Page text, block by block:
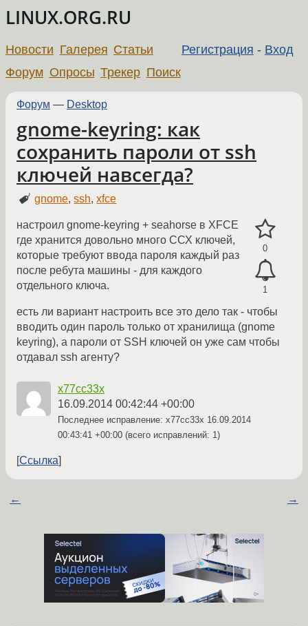
LINUX.ORG.RU
Регистрация - Вход
Новости Галерея Статьи
Форум Опросы Трекер Поиск
Форум — Desktop
gnome-keyring: как
сохранить пароли от ssh
ключей навсегда?
gnome,ssh,xfce
0
1
настроил gnome-keyring + seahorse в XFCE
где хранится довольно много ССХ ключей,
которые требуют ввода пароля каждый раз
после ребута машины - для каждого
отдельного ключа.
есть ли вариант настроить все это дело так - чтобы
вводить один пароль только от хранилища (gnome
keyring), а пароли от SSH ключей он уже сам чтобы
отдавал ssh агенту?
x77cc33x
16.09.2014 00:42:44 +00:00
Последнее исправление: x77cc33x 16.09.2014
00:43:41 +00:00 (всего исправлений: 1)
Ссылка
← →